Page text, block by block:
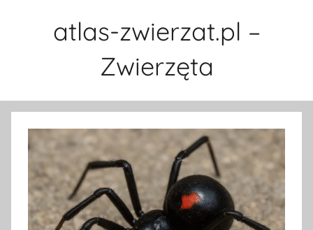
atlas-zwierzat.pl –
Zwierzęta